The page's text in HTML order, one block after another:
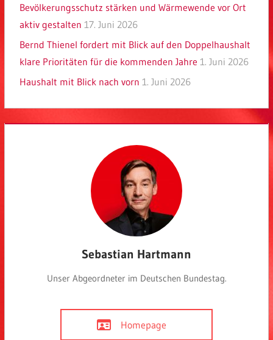
Bevölkerungsschutz stärken und Wärmewende vor Ort
aktiv gestalten 17. Juni 2026
Bernd Thienel fordert mit Blick auf den Doppelhaushalt
klare Prioritäten für die kommenden Jahre 1. Juni 2026
Haushalt mit Blick nach vorn 1. Juni 2026
Sebastian Hartmann
Unser Abgeordneter im Deutschen Bundestag.
Homepage